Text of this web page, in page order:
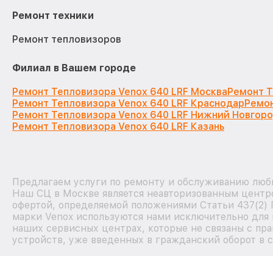
Ремонт техники
Ремонт тепловизоров
Филиал в Вашем городе
Ремонт Тепловизора Venox 640 LRF МоскваРемонт
Ремонт Тепловизора Venox 640 LRF Краснодар
Ремонт Тепловизора Venox 640 LRF Нижний
Ремонт Тепловизора Venox 640 LRF Казань
Предлагаем услуги по ремонту и обслуживанию
Наш СЦ в Москве является неавторизованным
офертой, определяемой положениями Статьи 437(2)
марки Venox используются нами исключительно
наших сервисных центрах, которые не связаны с
устройств, уже введенных в гражданский оборот в